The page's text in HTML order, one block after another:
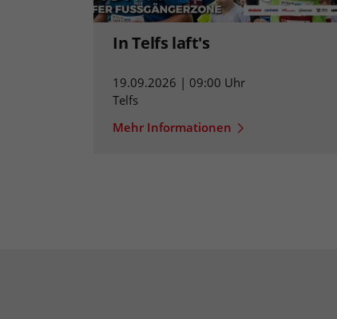
In Telfs laft's
19.09.2026 | 09:00 Uhr
Telfs
Mehr Informationen